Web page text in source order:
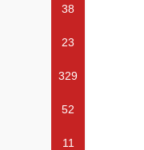
38
23
329
52
11